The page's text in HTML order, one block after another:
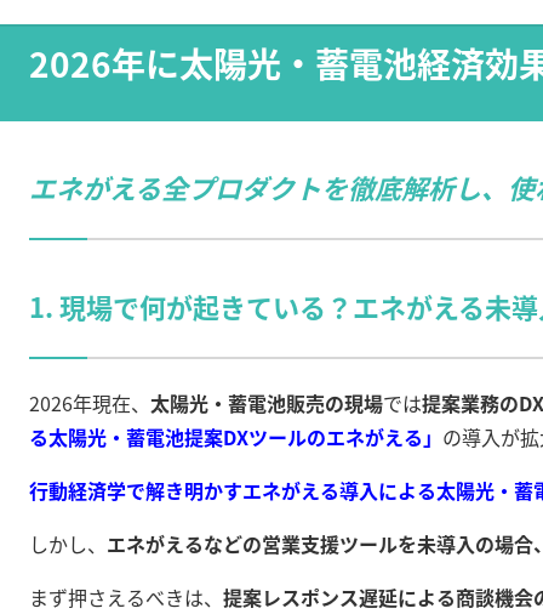
2026年に太陽光・蓄電池経済効
エネがえる全プロダクトを徹底解析し、
1. 現場で何が起きている？エネがえる未
2026年現在、 太陽光・蓄電池販売の現場では提案業務のDX
る太陽光・蓄電池提案DXツールのエネがえる」 の導入が
行動経済学で解き明かすエネがえる導入による太陽光・
しかし、 エネがえるなどの営業支援ツールを未導入の場
まず押さえるべきは、 提案レスポンス遅延による商談機会